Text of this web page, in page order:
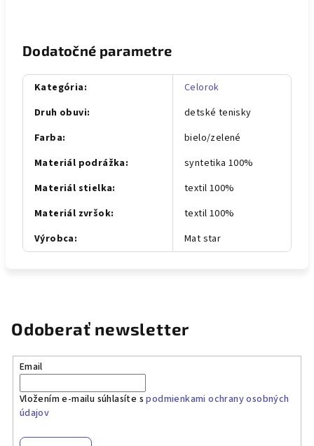
Dodatočné parametre
Kategória:
Celorok
Druh obuvi:
detské tenisky
Farba:
bielo/zelené
Materiál podrážka:
syntetika 100%
Materiál stielka:
textil 100%
Materiál zvršok:
textil 100%
Výrobca: Mat star
Odoberať newsletter
Email
Vložením e-mailu súhlasíte spodmienkami ochrany osobných
údajov